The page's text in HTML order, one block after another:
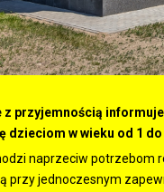
z przyjemnością
dzieciom w wieku od 1 do
naprzeciw potrzebom
przy jednoczesnym